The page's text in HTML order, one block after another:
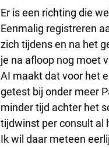
Er is een richting die
Eenmalig registreren
zich tijdens en na het
je na afloop nog moet
AI maakt dat voor het
getest bij onder meer
minder tijd achter het
tijdwinst per consult al
Ik wil daar meteen